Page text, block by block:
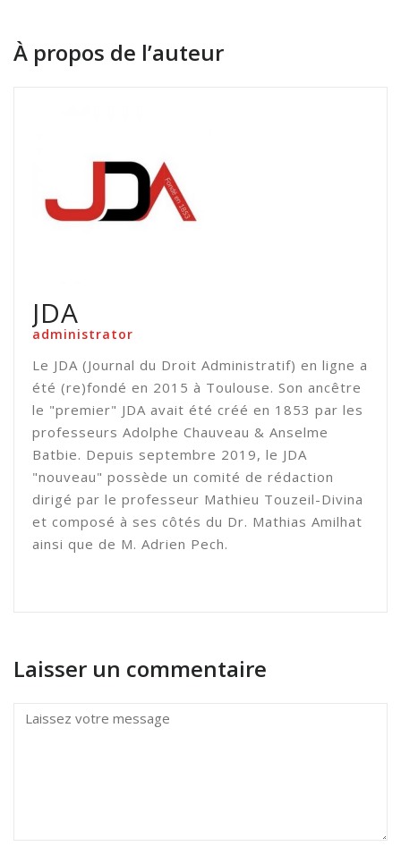
À propos de l’auteur
JDA
administrator
Le JDA (Journal du Droit Administratif) en ligne a
été (re)fondé en 2015 à Toulouse. Son ancêtre
le "premier" JDA avait été créé en 1853 par les
professeurs Adolphe Chauveau & Anselme
Batbie. Depuis septembre 2019, le JDA
"nouveau" possède un comité de rédaction
dirigé par le professeur Mathieu Touzeil-Divina
et composé à ses côtés du Dr. Mathias Amilhat
ainsi que de M. Adrien Pech.
Laisser un commentaire